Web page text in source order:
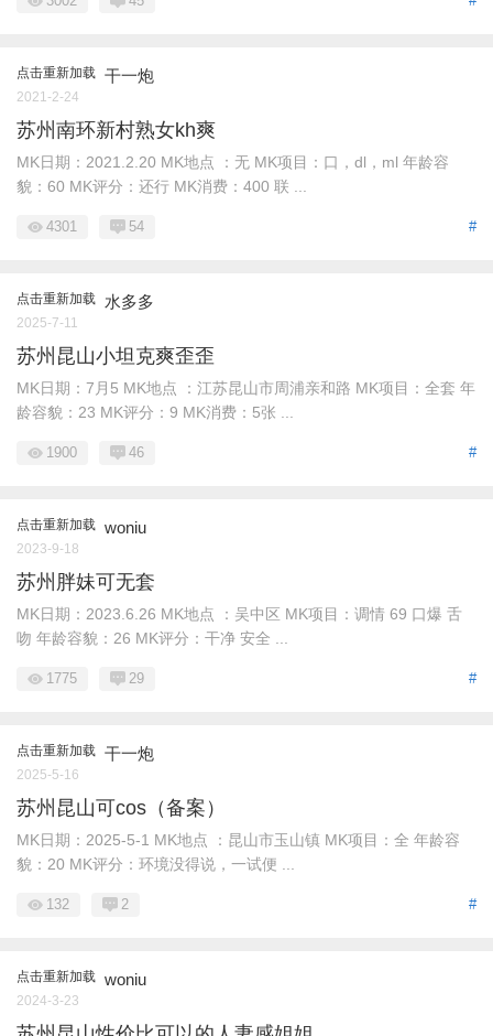
点击重新加载 干一炮
2021-2-24
苏州南环新村熟女kh爽
MK日期：2021.2.20 MK地点 ：无 MK项目：口，dl，ml 年龄容
貌：60 MK评分：还行 MK消费：400 联 ...
#
4301 54
点击重新加载 水多多
2025-7-11
苏州昆山小坦克爽歪歪
MK日期：7月5 MK地点 ：江苏昆山市周浦亲和路 MK项目：全套 年
龄容貌：23 MK评分：9 MK消费：5张 ...
#
1900 46
点击重新加载 woniu
2023-9-18
苏州胖妹可无套
MK日期：2023.6.26 MK地点 ：吴中区 MK项目：调情 69 口爆 舌
吻 年龄容貌：26 MK评分：干净 安全 ...
#
1775 29
点击重新加载 干一炮
2025-5-16
苏州昆山可cos（备案）
MK日期：2025-5-1 MK地点 ：昆山市玉山镇 MK项目：全 年龄容
貌：20 MK评分：环境没得说，一试便 ...
#
132 2
点击重新加载 woniu
2024-3-23